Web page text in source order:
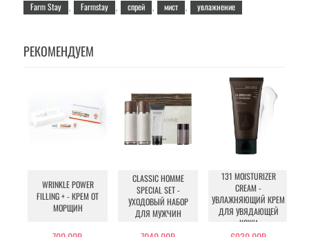
Farm Stay
Farmstay спрей мист увлажнение
РЕКОМЕНДУЕМ
WRINKLE POWER
FILLING + - КРЕМ ОТ
МОРЩИН
CLASSIC HOMME
SPECIAL SET -
УХОДОВЫЙ НАБОР
ДЛЯ МУЖЧИН
131 MOISTURIZER
CREAM -
УВЛАЖНЯЮЩИЙ КРЕМ
ДЛЯ УВЯДАЮЩЕЙ
КОЖИ